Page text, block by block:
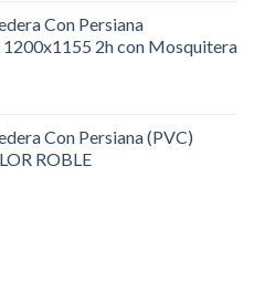
Con Persiana
2h con Mosquitera
Con Persiana (PVC)
ROBLE